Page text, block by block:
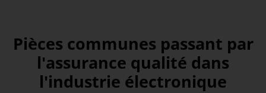
Pièces communes passant par
l'assurance qualité dans
l'industrie électronique